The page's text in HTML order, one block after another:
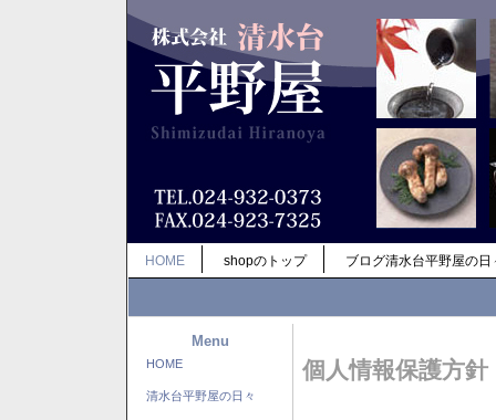
HOME shopのトップ ブログ清水台平野屋の日
Menu
HOME
清水台平野屋の日々
個人情報保護方針